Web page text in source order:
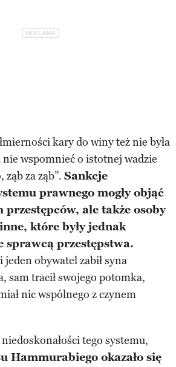
kary do winy też nie była
wspomnieć o istotnej wadzie
ząb za ząb”. Sankcje
prawnego mogły objąć
przestępców, ale także osoby
które były jednak
sprawcą przestępstwa.
jeden obywatel zabił syna
sam tracił swojego potomka,
nic wspólnego z czynem
tego systemu,
Hammurabiego okazało się